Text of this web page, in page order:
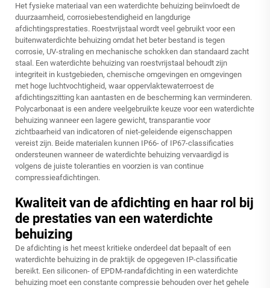
Het fysieke materiaal van een waterdichte behuizing beïnvloedt de
duurzaamheid, corrosiebestendigheid en langdurige
afdichtingsprestaties. Roestvrijstaal wordt veel gebruikt voor een
buitenwaterdichte behuizing omdat het beter bestand is tegen
corrosie, UV-straling en mechanische schokken dan standaard zacht
staal. Een waterdichte behuizing van roestvrijstaal behoudt zijn
integriteit in kustgebieden, chemische omgevingen en omgevingen
met hoge luchtvochtigheid, waar oppervlaktewaterroest de
afdichtingszitting kan aantasten en de bescherming kan verminderen.
Polycarbonaat is een andere veelgebruikte keuze voor een waterdichte
behuizing wanneer een lagere gewicht, transparantie voor
zichtbaarheid van indicatoren of niet-geleidende eigenschappen
vereist zijn. Beide materialen kunnen IP66- of IP67-classificaties
ondersteunen wanneer de waterdichte behuizing vervaardigd is
volgens de juiste toleranties en voorzien is van continue
compressieafdichtingen.
Kwaliteit van de afdichting en haar rol bij
de prestaties van een waterdichte
behuizing
De afdichting is het meest kritieke onderdeel dat bepaalt of een
waterdichte behuizing in de praktijk de opgegeven IP-classificatie
bereikt. Een siliconen- of EPDM-randafdichting in een waterdichte
behuizing moet een constante compressie behouden over het gehele